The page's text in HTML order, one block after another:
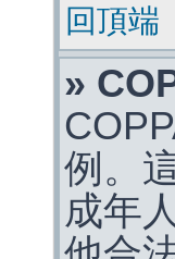
回頂端
»
例。
成年